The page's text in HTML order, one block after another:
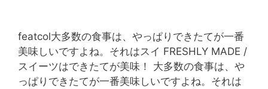
featcol大多数の食事は、やっぱりできたてが一番
美味しいですよね。それはスイ FRESHLY MADE /
スイーツはできたてが美味！ 大多数の食事は、や
っぱりできたてが一番美味しいですよね。それは